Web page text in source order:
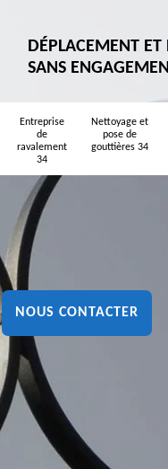
DÉPLACEMENT ET
SANS
Entreprise
de
ravalement
34
Nettoyage et
pose de
gouttières 34
NOUS CONTACTER